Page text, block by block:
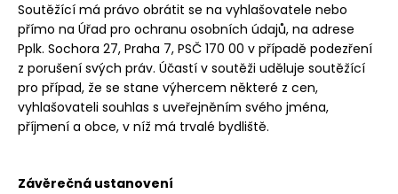
Soutěžící má právo obrátit se na vyhlašovatele nebo
přímo na Úřad pro ochranu osobních údajů, na adrese
Pplk. Sochora 27, Praha 7, PSČ 170 00 v případě podezření
z porušení svých práv. Účastí v soutěži uděluje soutěžící
pro případ, že se stane výhercem některé z cen,
vyhlašovateli souhlas s uveřejněním svého jména,
příjmení a obce, v níž má trvalé bydliště.
Závěrečná ustanovení